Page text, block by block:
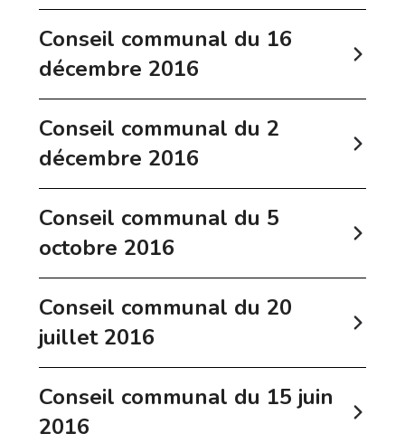
Conseil communal du 16
décembre 2016
Conseil communal du 2
décembre 2016
Conseil communal du 5
octobre 2016
Conseil communal du 20
juillet 2016
Conseil communal du 15 juin
2016